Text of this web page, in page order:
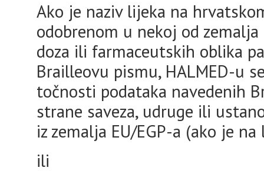
Ako je naziv lijeka na
odobrenom u nekoj od
doza ili farmaceutskih oblika
Brailleovu pismu, HALMED-u
točnosti podataka navedenih
strane saveza, udruge ili
iz zemalja EU/EGP-a (ako je
ili